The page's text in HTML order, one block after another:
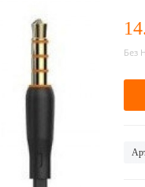
Без